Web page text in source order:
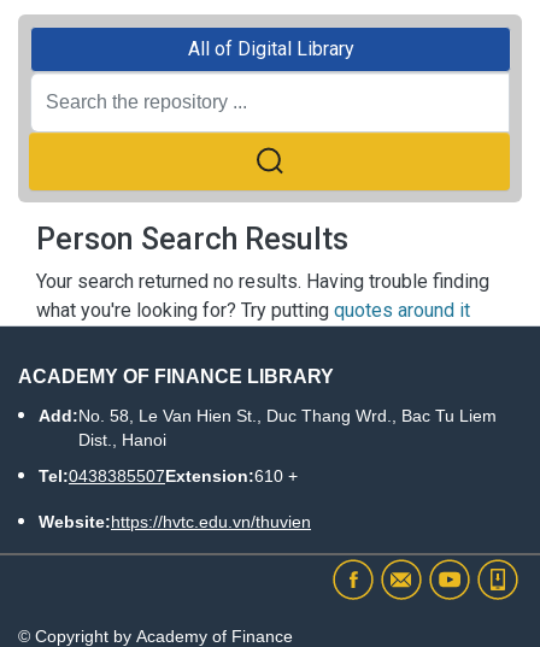
All of Digital Library
Person Search Results
Your search returned no results. Having trouble finding
what you're looking for? Try putting quotes around it
ACADEMY OF FINANCE LIBRARY
Add:No. 58, Le Van Hien St., Duc Thang Wrd., Bac Tu Liem
Dist., Hanoi
Tel:0438385507Extension:610 +
Website:https://hvtc.edu.vn/thuvien
© Copyright by Academy of Finance